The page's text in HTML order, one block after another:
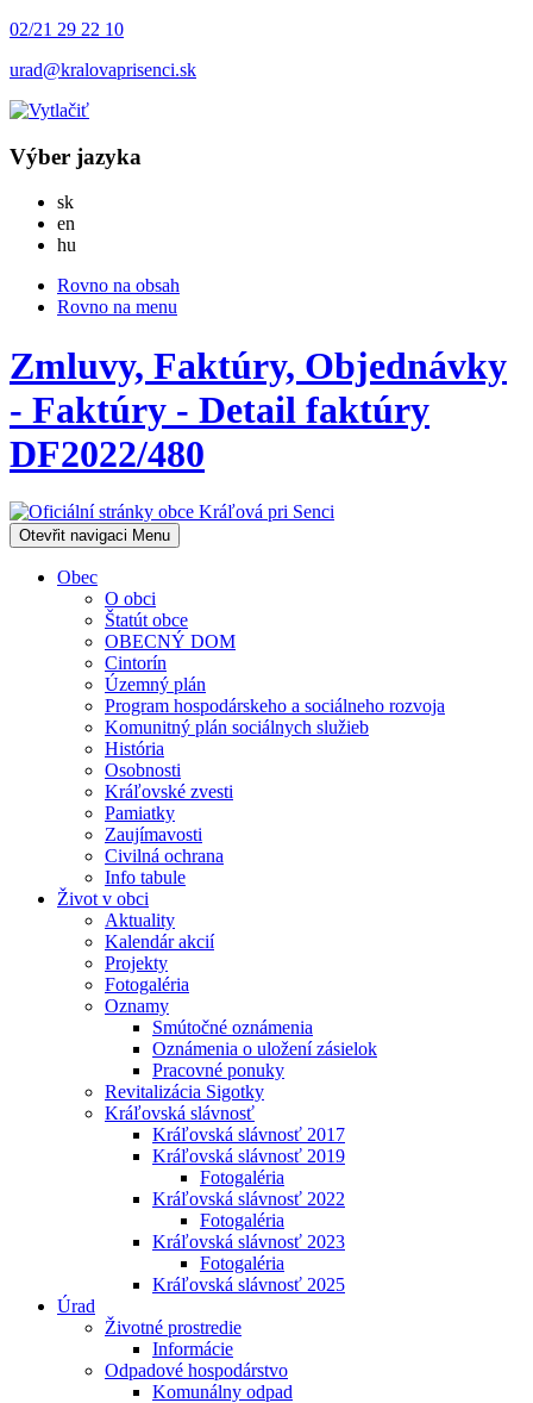
02/21 29 22 10
urad@kralovaprisenci.sk
Výber jazyka
skSlovensky
en
hu
Rovno na obsah
Rovno na menu
Zmluvy, Faktúry, Objednávky
- Faktúry - Detail faktúry
DF2022/480
Otevřit navigaci Menu
Obec
O obci
Štatút obce
OBECNÝ DOM
Cintorín
Územný plán
Program hospodárskeho a sociálneho rozvoja
Komunitný plán sociálnych služieb
História
Osobnosti
Kráľovské zvesti
Pamiatky
Zaujímavosti
Civilná ochrana
Info tabule
Život v obci
Aktuality
Kalendár akcií
Projekty
Fotogaléria
Oznamy
Smútočné oznámenia
Oznámenia o uložení zásielok
Pracovné ponuky
Revitalizácia Sigotky
Kráľovská slávnosť
Kráľovská slávnosť 2017
Kráľovská slávnosť 2019
Fotogaléria
Kráľovská slávnosť 2022
Fotogaléria
Kráľovská slávnosť 2023
Fotogaléria
Kráľovská slávnosť 2025
Úrad
Životné prostredie
Informácie
Odpadové hospodárstvo
Komunálny odpad